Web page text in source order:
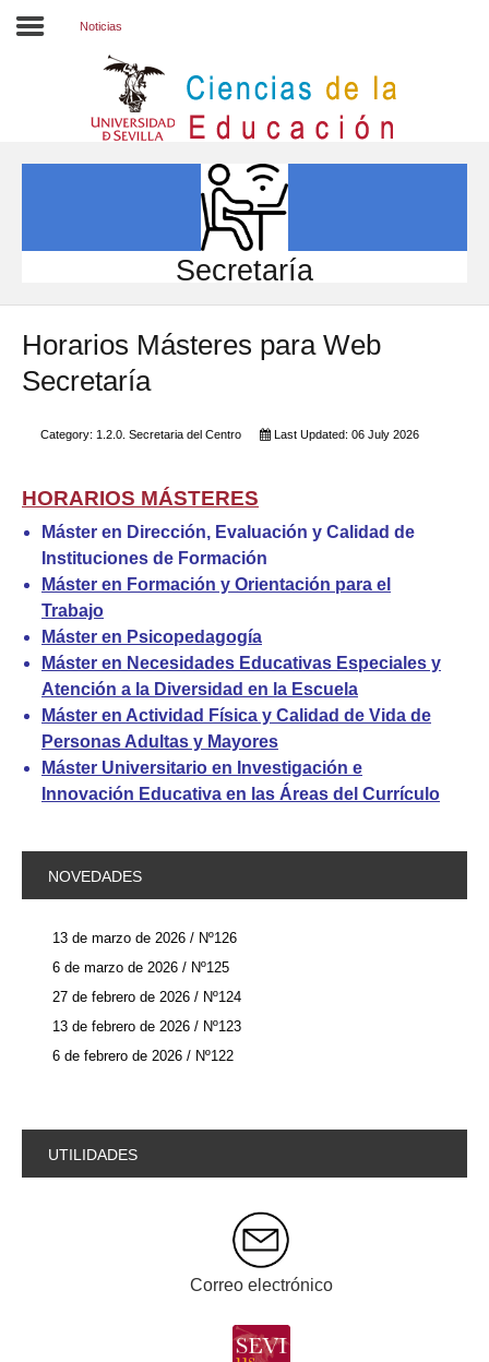
INVESTIGACIÓN
INTERNACIONAL
Directorio FCCE
Noticias
Secretaría
Horarios Másteres para Web
Secretaría
Category: 1.2.0. Secretaria del Centro Last Updated: 06 July 2026
HORARIOS MÁSTERES
Máster en Dirección, Evaluación y Calidad de
Instituciones de Formación
Máster en Formación y Orientación para el
Trabajo
Máster en Psicopedagogía
Máster en Necesidades Educativas Especiales y
Atención a la Diversidad en la Escuela
Máster en Actividad Física y Calidad de Vida de
Personas Adultas y Mayores
Máster Universitario en Investigación e
Innovación Educativa en las Áreas del Currículo
NOVEDADES
13 de marzo de 2026 / Nº126
6 de marzo de 2026 / Nº125
27 de febrero de 2026 / Nº124
13 de febrero de 2026 / Nº123
6 de febrero de 2026 / Nº122
UTILIDADES
Correo electrónico